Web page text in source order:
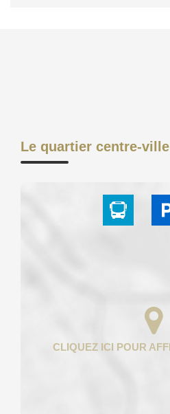
Le quartier centre-ville